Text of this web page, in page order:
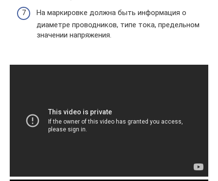
На маркировке должна быть информация о
диаметре проводников, типе тока, предельном
значении напряжения.